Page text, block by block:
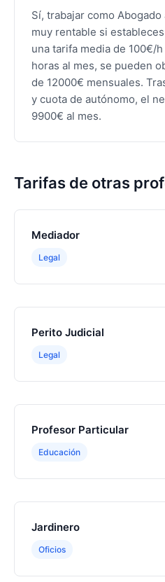
Sí, trabajar como
muy rentable si
una tarifa media de 100€/
horas al mes, se pueden
de 12000€ mensuales.
y cuota de autónomo, el
9900€ al mes.
Tarifas de otras
Mediador
Legal
Perito Judicial
Legal
Profesor Particular
Educación
Jardinero
Oficios